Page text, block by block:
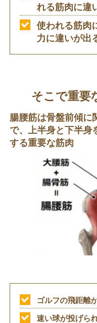
れる筋肉に違
使われる筋肉
力に違いが出
そこで重要
腸腰筋は骨盤前傾に
で、上半身と下半身
する重要な筋肉
ゴルフの飛距離
速い球が投げら